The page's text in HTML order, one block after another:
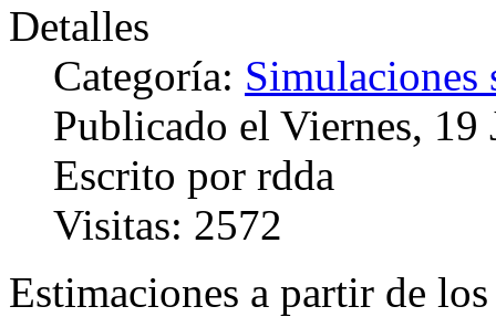
Detalles
Categoría: Simulaciones
Publicado el Viernes,
Escrito por rdda
Visitas: 2572
Estimaciones a partir de